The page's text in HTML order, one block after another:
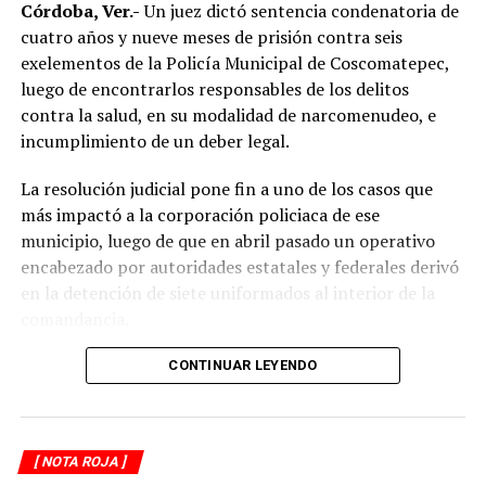
seguridad entre vehículos, especialmente durante la
temporada de lluvias, cuando el riesgo de accidentes se
incrementa en las carreteras de la región.
La circulación en la zona se vio afectada por algunos
minutos mientras se realizaban las labores de auxilio y el
levantamiento de indicios por parte de las autoridades.
Posteriormente, el tránsito fue restablecido de manera
normal.
Córdoba, Ver.-Un juez dictó sentencia condenatoria de
cuatro años y nueve meses de prisión contra seis
exelementos de la Policía Municipal de Coscomatepec,
luego de encontrarlos responsables de los delitos
contra la salud, en su modalidad de narcomenudeo, e
incumplimiento de un deber legal.
La resolución judicial pone fin a uno de los casos que
más impactó a la corporación policiaca de ese
municipio, luego de que en abril pasado un operativo
encabezado por autoridades estatales y federales derivó
en la detención de siete uniformados al interior de la
La intervención se realizó el 10 de abril mediante un
elementos de la Secretaría de Marina (Semar) y de la
Secretaría de Seguridad Pública (SSP), quienes
ejecutaron una revisión en las instalaciones de la
CONTINUAR LEYENDO
[ NOTA ROJA ]